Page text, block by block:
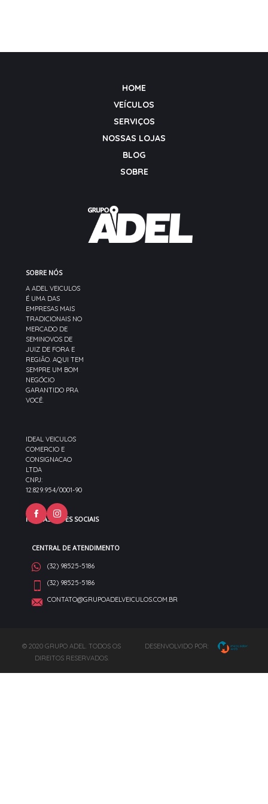
HOME
VEÍCULOS
SERVIÇOS
NOSSAS LOJAS
BLOG
SOBRE
SOBRE NÓS
A ADEL VEICULOS
É UMA DAS
EMPRESAS MAIS
TRADICIONAIS NO
MERCADO DE
SEMINOVOS DE
JUIZ DE FORA E
REGIÃO. AQUI TEM
SEMPRE UM BOM
NEGÓCIO
GARANTIDO PRA
VOCÊ.
IDEAL VEICULOS
COMERCIO E
CONSIGNACAO
LTDA
CNPJ:
12.829.954/0001-90
NOSSAS REDES SOCIAIS
CENTRAL DE ATENDIMENTO
(32) 98525-5186
(32) 98525-5186
CONTATO@GRUPOADELVEICULOS.COM.BR
© 2020 GRUPO ADEL. TODOS OS
DIREITOS RESERVADOS.
DESENVOLVIDO POR: